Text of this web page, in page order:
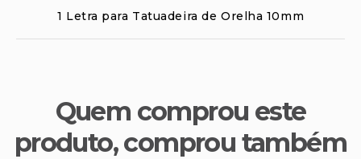
1 Letra para Tatuadeira de Orelha 10mm
Quem comprou este
produto, comprou também